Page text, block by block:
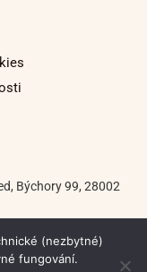
Býchory 99, 28002
Macháč
(nezbytné)
fungování.